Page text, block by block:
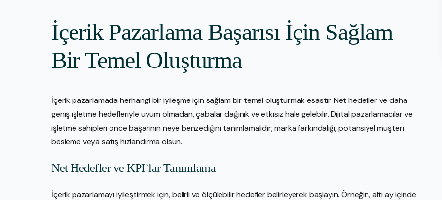
İçerik Pazarlama Başarısı İçin Sağlam
Bir Temel Oluşturma
İçerik pazarlamada herhangi bir iyileşme için sağlam bir temel oluşturmak esastır. Net hedefler ve daha
geniş işletme hedefleriyle uyum olmadan, çabalar dağınık ve etkisiz hale gelebilir. Dijital pazarlamacılar ve
işletme sahipleri önce başarının neye benzediğini tanımlamalıdır; marka farkındalığı, potansiyel müşteri
besleme veya satış hızlandırma olsun.
Net Hedefler ve KPI’lar Tanımlama
İçerik pazarlamayı iyileştirmek için, belirli ve ölçülebilir hedefler belirleyerek başlayın. Örneğin, altı ay içinde